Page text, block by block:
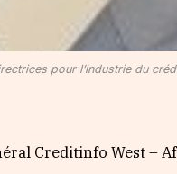
pour l’industrie du
Creditinfo West –